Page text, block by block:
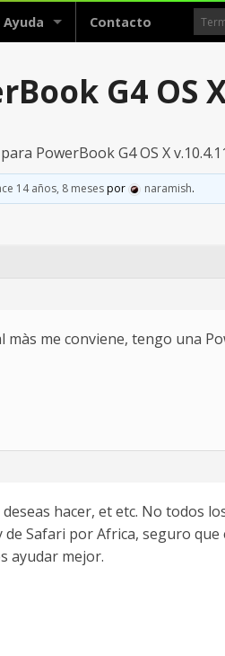
Ayuda Contacto
G4 OS
PowerBook G4 OS X
14 años, 8 mesespor naramish.
me conviene, tengo una
hacer, et etc. No todos
Safari por Africa, seguro que
ayudar mejor.